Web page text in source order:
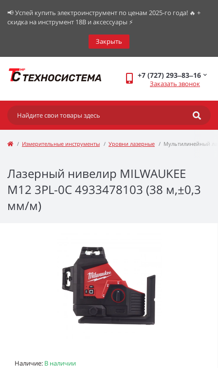
📢 Успей купить электроинструмент по ценам 2025-го года! 🔥 +
скидка на инструмент 18В и аксессуары ⚡️
Закрыть
+7 (727) 293‒83‒16
Заказать звонок
Измерительные инструменты Уровни лазерные Мультилинейный
Лазерный нивелир MILWAUKEE
M12 3PL-0C 4933478103 (38 м,±0,3
мм/м)
Наличие: В наличии